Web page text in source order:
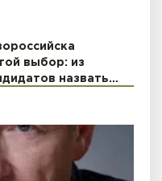
выбор: из
назвать…